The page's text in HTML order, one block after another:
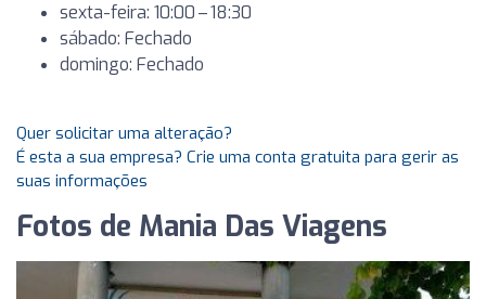
sexta-feira: 10:00 – 18:30
sábado: Fechado
domingo: Fechado
Quer solicitar uma alteração?
É esta a sua empresa? Crie uma conta gratuita para gerir as
suas informações
Fotos de Mania Das Viagens